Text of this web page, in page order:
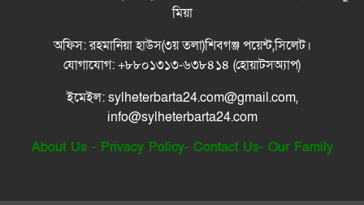
জুলাই হত্যাকাণ্ডের বিচার: ট্রাইব্যুনালে ৬১ জনের সাজা
ডেঙ্গু রোগী বেশি হবিগঞ্জে কম মৌলভীবাজারে
সিলেটে জুলাই শহিদ স্মৃতিস্তম্ভে পুষ্পস্তবক অর্পণ
সিটি করপোরেশনের ৪ কর্মকর্তার বিদেশযাত্রায়
মিয়া
অফিস: রহমানিয়া হাউস(৩য় তলা)শিবগঞ্জ পয়েন্ট,সিলেট।
যোগাযোগ: +৮৮০১৩১৩-৬৩৮৪১৪ (হোয়াটসঅ্যাপ)
ইমেইল: sylheterbarta24.com@gmail.com,
info@sylheterbarta24.com
About Us- Privacy Policy- Contact Us- Our Family